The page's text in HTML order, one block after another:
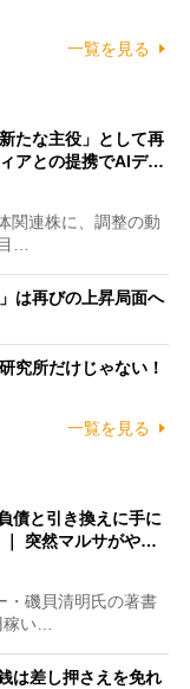
一覧を見る
たな主役」として再
アとの提携でAIデ…
関連株に、調整の動
…
は再びの上昇局面へ
究所だけじゃない！
一覧を見る
債と引き換えに手に
｜ 突然マルサがや…
磯貝清明氏の著書
い…
は差し押さえを免れ